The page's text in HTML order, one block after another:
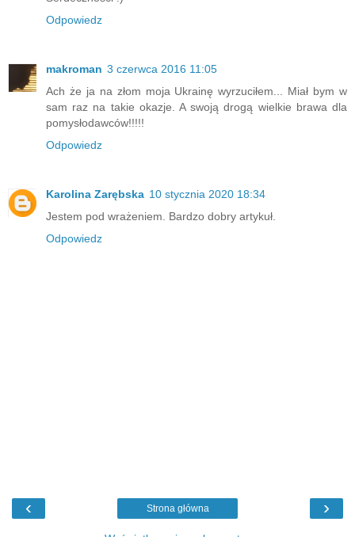
Odpowiedz
makroman 3 czerwca 2016 11:05
Ach że ja na złom moja Ukrainę wyrzuciłem... Miał bym w
sam raz na takie okazje. A swoją drogą wielkie brawa dla
pomysłodawców!!!!!
Odpowiedz
Karolina Zarębska 10 stycznia 2020 18:34
Jestem pod wrażeniem. Bardzo dobry artykuł.
Odpowiedz
‹ ›
Strona główna